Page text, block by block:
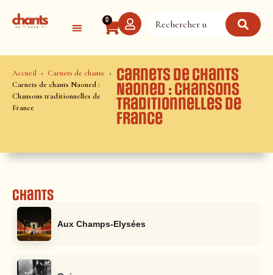
0
Accueil
Carnets de chants
Carnets de chants Naoned :
Chansons traditionnelles de
France
Carnets de chants
Naoned : Chansons
traditionnelles de
France
Chants
Aux Champs-Elysées